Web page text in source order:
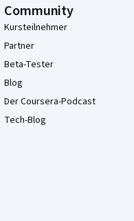
Community
Kursteilnehmer
Partner
Beta-Tester
Blog
Der Coursera-Podcast
Tech-Blog